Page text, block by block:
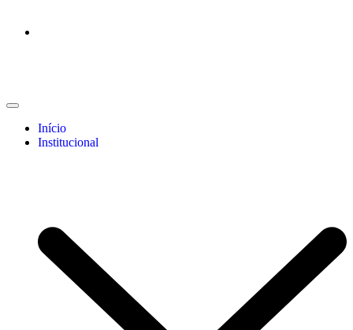
Início
Institucional